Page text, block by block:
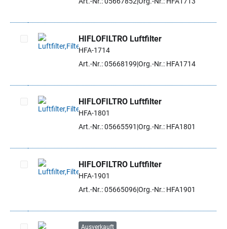
Artikel auswählen
HIFLOFILTRO Luftfilter
HFA-1714
Art.-Nr.: 05668199 Org.-Nr.: HFA1714
Artikel auswählen
HIFLOFILTRO Luftfilter
HFA-1801
Art.-Nr.: 05665591 Org.-Nr.: HFA1801
Artikel auswählen
HIFLOFILTRO Luftfilter
HFA-1901
Art.-Nr.: 05665096Org.-Nr.: HFA1901
Ausverkauft